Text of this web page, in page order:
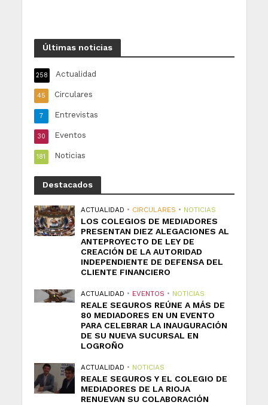
Últimas noticias
Actualidad
258
Circulares
45
Entrevistas
7
Eventos
30
Noticias
181
Destacados
ACTUALIDAD • CIRCULARES • NOTICIAS
LOS COLEGIOS DE MEDIADORES
PRESENTAN DIEZ ALEGACIONES AL
ANTEPROYECTO DE LEY DE
CREACIÓN DE LA AUTORIDAD
INDEPENDIENTE DE DEFENSA DEL
CLIENTE FINANCIERO
ACTUALIDAD • EVENTOS • NOTICIAS
REALE SEGUROS REÚNE A MÁS DE
80 MEDIADORES EN UN EVENTO
PARA CELEBRAR LA INAUGURACIÓN
DE SU NUEVA SUCURSAL EN
LOGROÑO
ACTUALIDAD • NOTICIAS
REALE SEGUROS Y EL COLEGIO DE
MEDIADORES DE LA RIOJA
RENUEVAN SU COLABORACIÓN